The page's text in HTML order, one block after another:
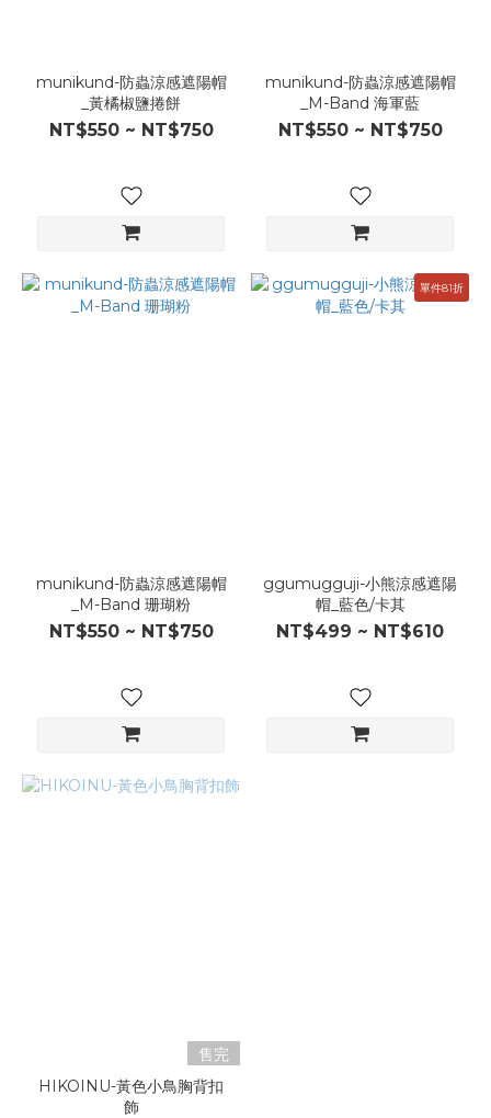
munikund-防蟲涼感遮陽帽
_黃橘椒鹽捲餅
NT$550 ~ NT$750
munikund-防蟲涼感遮陽帽
_M-Band 海軍藍
NT$550 ~ NT$750
munikund-防蟲涼感遮陽帽
_M-Band 珊瑚粉
NT$550 ~ NT$750
單件81折
ggumugguji-小熊涼感遮陽
帽_藍色/卡其
NT$499 ~ NT$610
售完
HIKOINU-黃色小鳥胸背扣
飾